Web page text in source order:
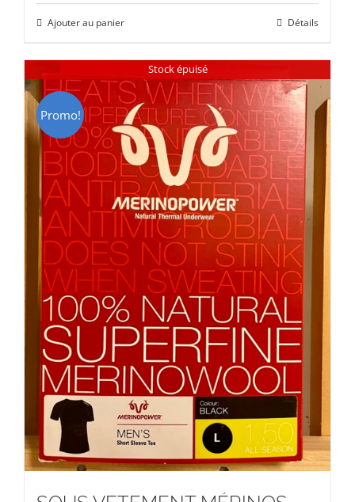
initial
était :
CHF 85.00.
actuel
CHF 59.00.
Ajouter au panier Détails
Stock épuisé
Promo!